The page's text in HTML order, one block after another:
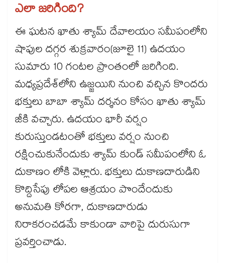
ఎలా జరిగింది?
ఈ ఘటన ఖాతు శ్యామ్ దేవాలయం సమీపంలోని
షాపుల దగ్గర శుక్రవారం(జూలై 11) ఉదయం
సుమారు 10 గంటల ప్రాంతంలో జరిగింది.
మధ్యప్రదేశ్‌లోని ఉజ్జయిని నుంచి వచ్చిన కొందరు
భక్తులు బాబా శ్యామ్ దర్శనం కోసం ఖాతు శ్యామ్
జీకి వచ్చారు. ఉదయం భారీ వర్షం
కురుస్తుండటంతో భక్తులు వర్షం నుంచి
రక్షించుకునేందుకు శ్యామ్ కుండ్ సమీపంలోని ఓ
దుకాణం లోకి వెళ్లారు. భక్తులు దుకాణదారుడిని
కొద్దిసేపు లోపల ఆశ్రయం పొందేందుకు
అనుమతి కోరగా, దుకాణదారుడు
నిరాకరంచడమే కాకుండా వారిపై దురుసుగా
ప్రవర్తించాడు.